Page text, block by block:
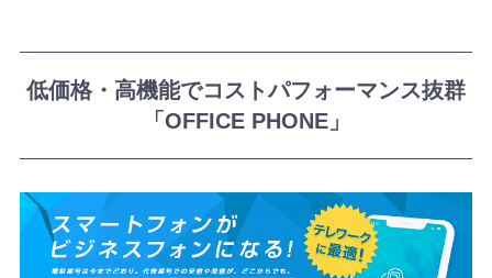
低価格・高機能でコストパフォーマンス抜群
「OFFICE PHONE」